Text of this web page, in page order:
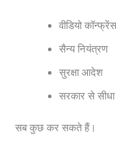
वीडियो कॉन्फ्रेंस
सैन्य नियंत्रण
सुरक्षा आदेश
सरकार से
सब कुछ कर सकते हैं।